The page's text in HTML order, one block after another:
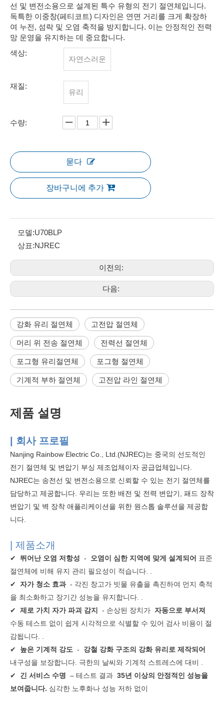
선 및 변전소용으로 설계된 특수 유형의 전기 절연체입니다.
독특한 이중창(페티코트) 디자인은 연면 거리를 크게 확장하
여 누전, 섬락 및 오염 축적을 방지합니다. 이는 안정적인 전력
망 운영을 유지하는 데 중요합니다.
색상:
자연스러운
재질:
유리
수량:
묻다
장바구니에 추가
모델:U70BLP
상표:NJREC
이전의:
다음:
강화 유리 절연체 고전압 절연체
머리 위 전송 절연체 전력선 절연체
포그형 유리절연체 포그형 절연체
기계적 부하 절연체 고전압 라인 절연체
제품 설명
| 회사 프로필
Nanjing Rainbow Electric Co., Ltd.(NJREC)는 중국의 선도적인
전기 절연체 및 변압기 부싱 제조업체이자 공급업체입니다.
NJREC는 송전선 및 변전소용으로 신뢰할 수 있는 전기 절연체를
담당하고 제공합니다. 우리는 또한 배전 및 전력 변압기, 패드 장착
변압기 및 벽 장착 애플리케이션을 위한 원스톱 솔루션을 제공합
니다.
| 제품소개
✔ 뛰어난 오염 저항성 - 오염이 심한 지역에 맞게 설계되어 표준
절연체에 비해 유지 관리 필요성이 적습니다.
✔ 자가 청소 효과 - 각진 창고가 빗물 유출을 촉진하여 먼지 축적
을 최소화하고 장기간 성능을 유지합니다.
✔ 제로 가치 자가 파괴 감지 - 손상된 장치가 자동으로 부서져
수동 테스트 없이 쉽게 시각적으로 식별할 수 있어 검사 비용이 절
감됩니다.
✔ 높은 기계적 강도 - 강철 강화 구조의 강화 유리로 제작되어
내구성을 보장합니다. 극한의 날씨와 기계적 스트레스에 대비
✔ 긴 서비스 수명 – 테스트 결과 35년 이상의 안정적인 성능을
보여줍니다. 심각한 노후화나 성능 저하 없이